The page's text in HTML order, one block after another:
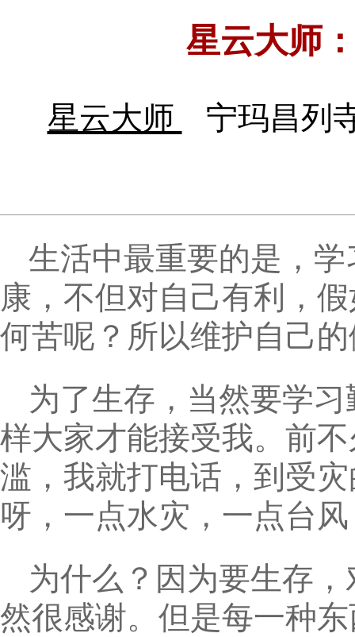
星云大师
星云大师 宁玛昌列
生活中最重要的是，
康，不但对自己有利，
何苦呢？所以维护自己
为了生存，当然要学
样大家才能接受我。前
滥，我就打电话，到受
呀，一点水灾，一点台
为什么？因为要生存
然很感谢。但是每一种